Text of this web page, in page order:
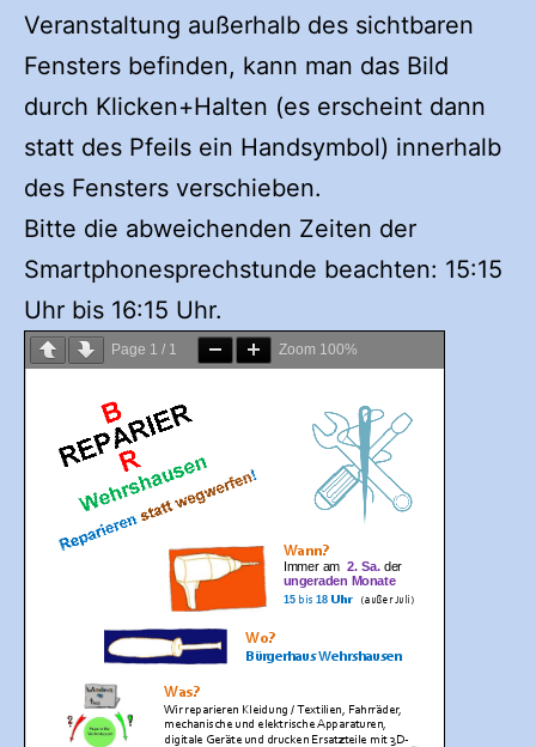
Veranstaltung außerhalb des sichtbaren
Fensters befinden, kann man das Bild
durch Klicken+Halten (es erscheint dann
statt des Pfeils ein Handsymbol) innerhalb
des Fensters verschieben.
Bitte die abweichenden Zeiten der
Smartphonesprechstunde beachten: 15:15
Uhr bis 16:15 Uhr.
Page 1 / 1 Zoom 100%